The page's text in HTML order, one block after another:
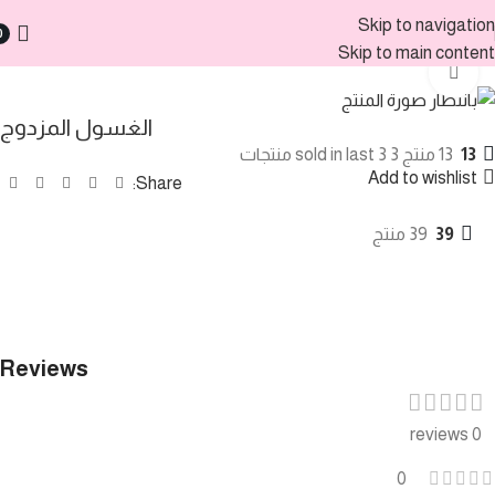
Skip to navigation
Skip to main content
الرئيسية منتجات العناية
Click to enlarge
الغسول المزدوج
13 13 منتج sold in last 3 3 منتجات
Add to wishlist
Share:
39 39 منتج
Reviews
0 reviews
0